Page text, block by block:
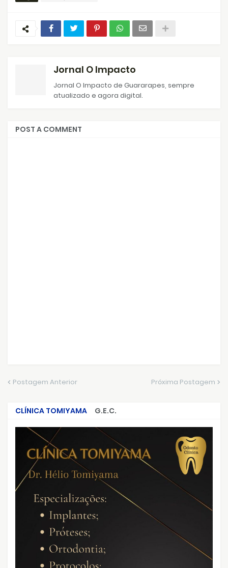
Jornal O Impacto
Jornal O Impacto de Guararapes, sempre
atualizado e agora digital.
POST A COMMENT
Postagem Anterior Próxima Postagem
CLÍNICA TOMIYAMA
G.E.C.
CRIMES QUE ABALARAM O BRASIL